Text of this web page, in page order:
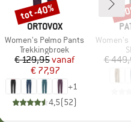
MERK
ORTOVOX
Artikel
Women's Pelmo Pants
Productgroep
Trekkingbroek
Prijs
€ 129,95Verlaagde prijs
vanaf
€ 77,97
+1
4,5(52)
Korting
tot -40%
Artikel
Women's
€
-